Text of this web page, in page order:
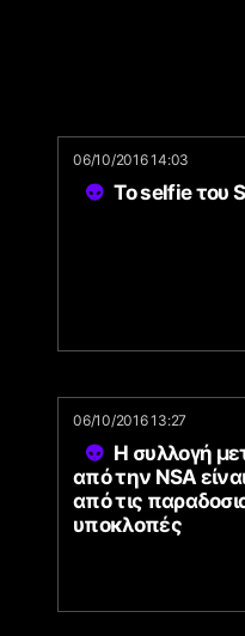
06/10/2016 14:03
Το selfie του
06/10/2016 13:27
Η συλλογή
από την NSA
από τις
υποκλοπές